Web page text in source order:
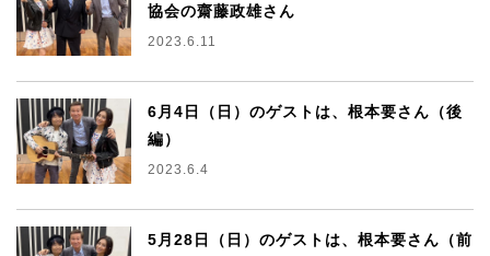
協会の齋藤政雄さん
2023.6.11
6月4日（日）のゲストは、根本要さん（後
編）
2023.6.4
5月28日（日）のゲストは、根本要さん（前